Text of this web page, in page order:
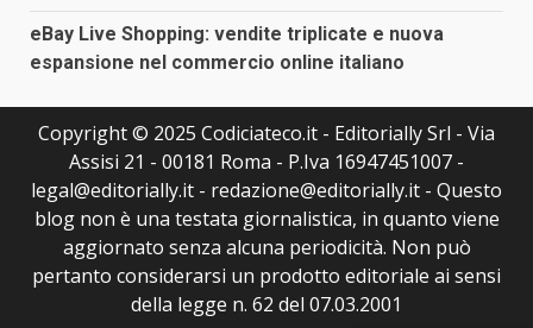
eBay Live Shopping: vendite triplicate e nuova
espansione nel commercio online italiano
Copyright © 2025 Codiciateco.it - Editorially Srl - Via
Assisi 21 - 00181 Roma - P.Iva 16947451007 -
legal@editorially.it - redazione@editorially.it - Questo
blog non è una testata giornalistica, in quanto viene
aggiornato senza alcuna periodicità. Non può
pertanto considerarsi un prodotto editoriale ai sensi
della legge n. 62 del 07.03.2001